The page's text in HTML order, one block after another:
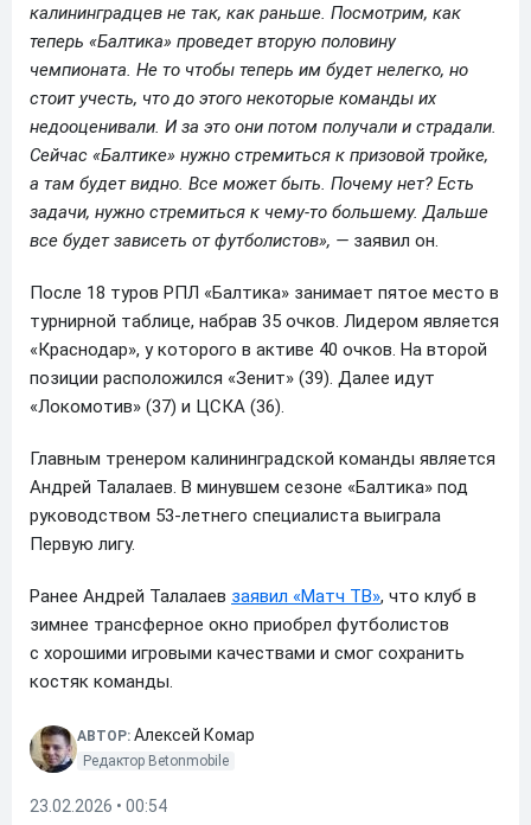
калининградцев не так, как раньше. Посмотрим, как
теперь «Балтика» проведет вторую половину
чемпионата. Не то чтобы теперь им будет нелегко, но
стоит учесть, что до этого некоторые команды их
недооценивали. И за это они потом получали и страдали.
Сейчас «Балтике» нужно стремиться к призовой тройке,
а там будет видно. Все может быть. Почему нет? Есть
задачи, нужно стремиться к чему-то большему. Дальше
все будет зависеть от футболистов», — заявил он.
После 18 туров РПЛ «Балтика» занимает пятое место в
турнирной таблице, набрав 35 очков. Лидером является
«Краснодар», у которого в активе 40 очков. На второй
позиции расположился «Зенит» (39). Далее идут
«Локомотив» (37) и ЦСКА (36).
Главным тренером калининградской команды является
Андрей Талалаев. В минувшем сезоне «Балтика» под
руководством 53-летнего специалиста выиграла
Первую лигу.
Ранее Андрей Талалаев заявил «Матч ТВ», что клуб в
зимнее трансферное окно приобрел футболистов
с хорошими игровыми качествами и смог сохранить
костяк команды.
АВТОР: Алексей Комар
Редактор Betonmobile
23.02.2026 • 00:54